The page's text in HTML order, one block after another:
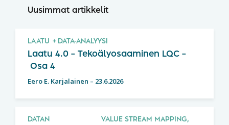
Uusimmat artikkelit
LAATU DATA-ANALYYSI
Laatu 4.0 – Tekoälyosaaminen LQC –
Osa 4
Eero E. Karjalainen – 23.6.2026
DATAN VALUE STREAM MAPPING,